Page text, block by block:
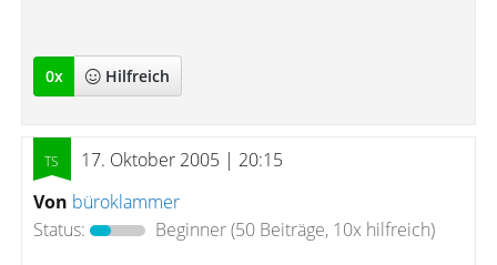
0x Hilfreich
17. Oktober 2005 | 20:15
Von büroklammer
Status:
Beginner(50 Beiträge, 10x hilfreich)